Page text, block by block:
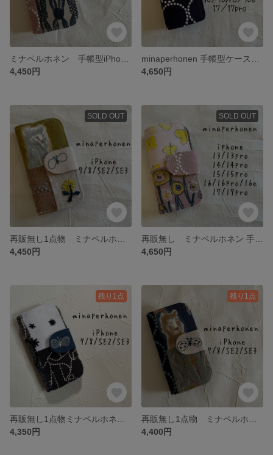
4,450円
4,650円
SOLD OUT
4,450円
SOLD OUT
4,650円
残り1点
4,350円
残り1点
4,400円